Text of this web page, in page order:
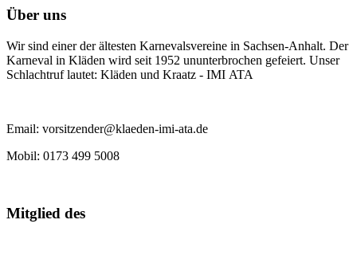
Über uns
Wir sind einer der ältesten Karnevalsvereine in Sachsen-Anhalt. Der
Karneval in Kläden wird seit 1952 ununterbrochen gefeiert. Unser
Schlachtruf lautet: Kläden und Kraatz - IMI ATA
Email: vorsitzender@klaeden-imi-ata.de
Mobil: 0173 499 5008
Mitglied des